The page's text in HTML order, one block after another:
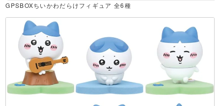
GPSBOXちいかわだらけフィギュア 全6種